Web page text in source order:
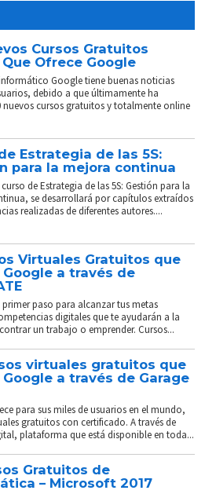
Cursos Gratuitos
Ofrece Google
Google tiene buenas noticias
debido a que últimamente ha
nuevos cursos gratuitos y totalmente online
Estrategia de las 5S:
para la mejora continua
de Estrategia de las 5S: Gestión para la
se desarrollará por capítulos extraídos
realizadas de diferentes autores....
Virtuales Gratuitos que
a través de
primer paso para alcanzar tus metas
digitales que te ayudarán a la
un trabajo o emprender. Cursos...
virtuales gratuitos que
a través de Garage
para sus miles de usuarios en el mundo,
gratuitos con certificado. A través de
plataforma que está disponible en toda...
Gratuitos de
– Microsoft 2017